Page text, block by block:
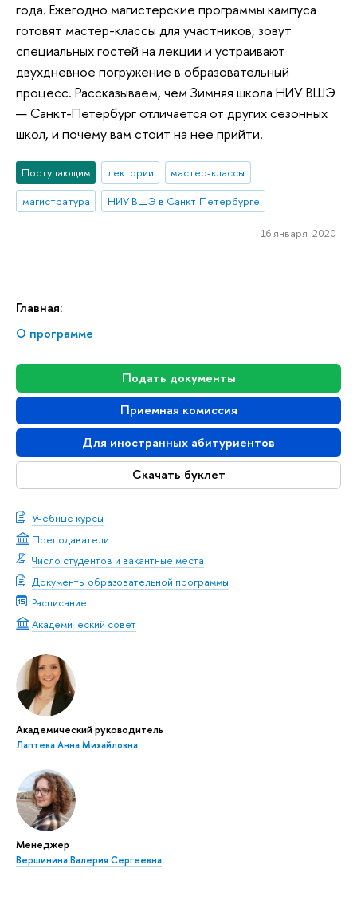
Главная:
О программе
Подать документы
Приемная комиссия
Для иностранных абитуриентов
Скачать буклет
Учебные курсы
Преподаватели
Число студентов и вакантные места
Документы образовательной программы
Расписание
Академический совет
Академический руководитель
Лаптева Анна Михайловна
Менеджер
Вершинина Валерия Сергеевна
года. Ежегодно магистерские программы кампуса
готовят мастер-классы для участников, зовут
специальных гостей на лекции и устраивают
двухдневное погружение в образовательный
процесс. Рассказываем, чем Зимняя школа НИУ ВШЭ
— Санкт-Петербург отличается от других сезонных
школ, и почему вам стоит на нее прийти.
Поступающим лектории
мастер-классы
магистратура
НИУ ВШЭ в Санкт-Петербурге
16 января 2020